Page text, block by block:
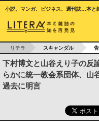
小説、マンガ、ビジネス、週刊誌…本と
リテラ スキャンダル
下村博文と山谷えり子の
らかに統一教会系団体、山
過去に明言